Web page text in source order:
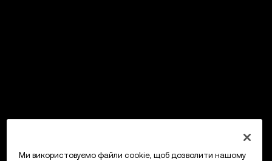
Ми використовуємо файли cookie, щоб дозволити нашому